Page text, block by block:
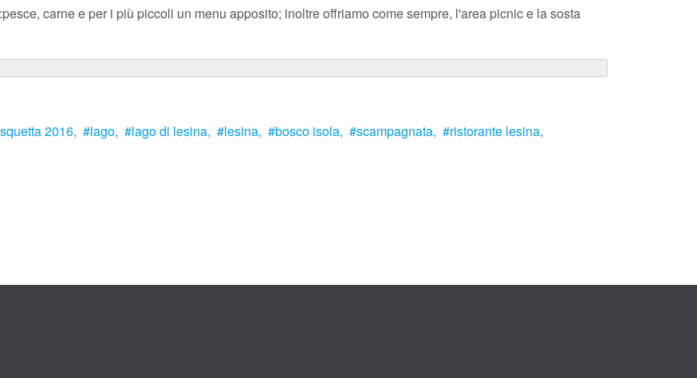
carne e per i più piccoli un menu apposito; inoltre offriamo come sempre, l'area picnic e la sosta
2016, lago, lago di lesina, lesina, bosco isola, scampagnata,
ristorante lesina,